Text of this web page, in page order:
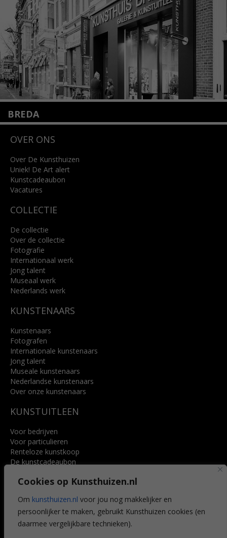
Cookies op Kunsthuizen.nl
Om kunsthuizen.nl voor jou nog makkelijker en
persoonlijker te maken, gebruikt Kunsthuizen cookies (en
daarmee vergelijkbare technieken).
Lees meer
BREDA
4818 SB Breda
info@kunsthuisbreda.nl
Lees meer
OVER ONS
Over De Kunsthuizen
Uniek! De Art alert
Kunstcadeaubon
Vacatures
COLLECTIE
De collectie
Over de collectie
Fotografie
Internationaal werk
Jong talent
Museaal werk
Nederlands werk
KUNSTENAARS
Kunstenaars
Fotografen
Internationale kunstenaars
Jong talent
Museale kunstenaars
Nederlandse kunstenaars
Over onze kunstenaars
KUNSTUITLEEN
Voor bedrijven
Voor particulieren
Renteloze kunstkoop
De kunstcadeaubon
Voordelen
Veelgestelde vragen
CONTACT